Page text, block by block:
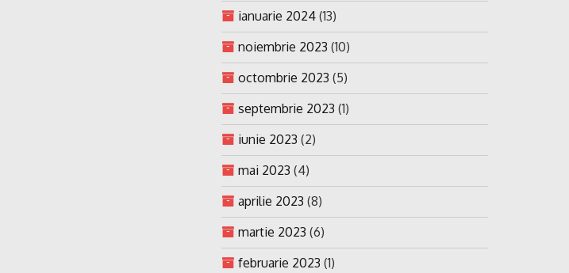
ianuarie 2024 (13)
noiembrie 2023 (10)
octombrie 2023 (5)
septembrie 2023 (1)
iunie 2023 (2)
mai 2023 (4)
aprilie 2023 (8)
martie 2023 (6)
februarie 2023 (1)